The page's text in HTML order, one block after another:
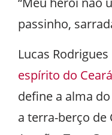
passinho,
Lucas
espírito do
define a alma
a terra-berço de